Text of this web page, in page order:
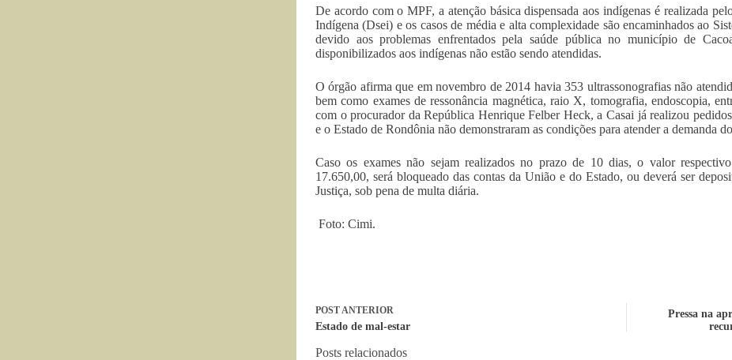
De acordo com o MPF, a atenção básica dispensada aos indígenas é realizada
Indígena (Dsei) e os casos de média e alta complexidade são encaminhados ao
devido aos problemas enfrentados pela saúde pública no município de
disponibilizados aos indígenas não estão sendo atendidas.
O órgão afirma que em novembro de 2014 havia 353 ultrassonografias não
bem como exames de ressonância magnética, raio X, tomografia, endoscopia,
com o procurador da República Henrique Felber Heck, a Casai já realizou
e o Estado de Rondônia não demonstraram as condições para atender a demanda
Caso os exames não sejam realizados no prazo de 10 dias, o valor
17.650,00, será bloqueado das contas da União e do Estado, ou deverá ser
Justiça, sob pena de multa diária.
Foto: Cimi.
POSTANTERIOR
Estado de mal-estar
Pressa na
Posts relacionados